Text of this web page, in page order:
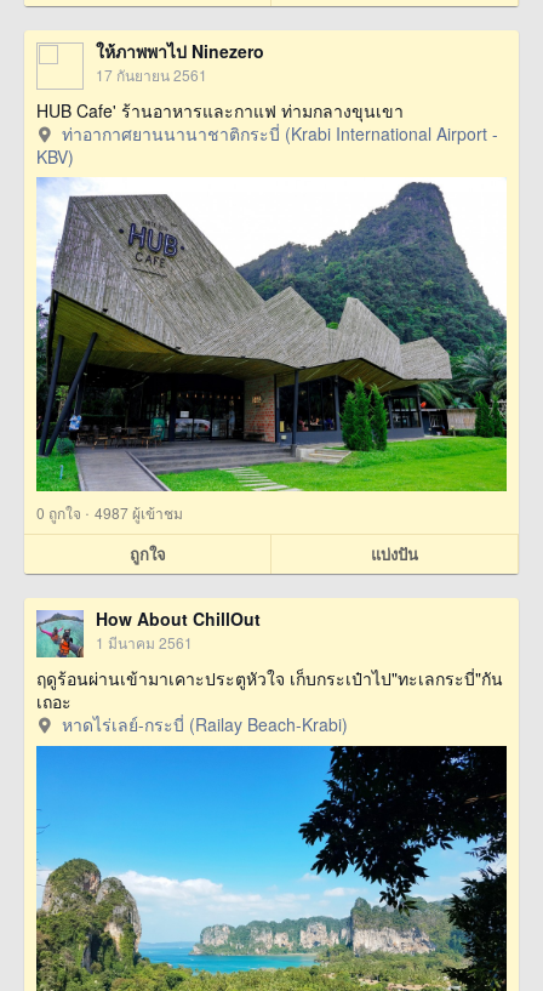
ให้ภาพพาไป Ninezero
17 กันยายน 2561
HUB Cafe' ร้านอาหารและกาแฟ ท่ามกลางขุนเขา
ท่าอากาศยานนานาชาติกระบี่ (Krabi International Airport -
KBV)
0 ถูกใจ · 4987 ผู้เข้าชม
ถูกใจ แบ่งปัน
How About ChillOut
1 มีนาคม 2561
ฤดูร้อนผ่านเข้ามาเคาะประตูหัวใจ เก็บกระเป๋าไป"ทะเลกระบี่"กัน
เถอะ
หาดไร่เลย์-กระบี่ (Railay Beach-Krabi)